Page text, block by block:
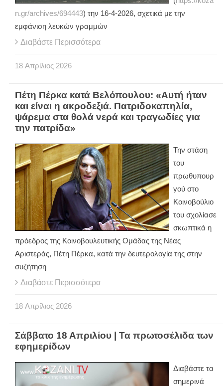
n.gr/archives/694443) την 16-4-2026, σχετικά με την
εμφάνιση λευκών γραμμών
Διαβάστε Περισσότερα
18 Απρίλιος 2026
Πέτη Πέρκα κατά Βελόπουλου: «Αυτή ήταν
και είναι η ακροδεξιά. Πατριδοκαπηλία,
ψάρεμα στα θολά νερά και τραγωδίες για
την πατρίδα»
Την στάση
του
πρωθυπουρ
γού στο
Κοινοβούλιο
του σχολίασε
σκωπτικά η
πρόεδρος της Κοινοβουλευτικής Ομάδας της Νέας
Αριστεράς, Πέτη Πέρκα, κατά την δευτερολογία της στην
συζήτηση
Διαβάστε Περισσότερα
18 Απρίλιος 2026
Σάββατο 18 Απριλίου | Τα πρωτοσέλιδα των
εφημερίδων
Διαβάστε τα
σημερινά